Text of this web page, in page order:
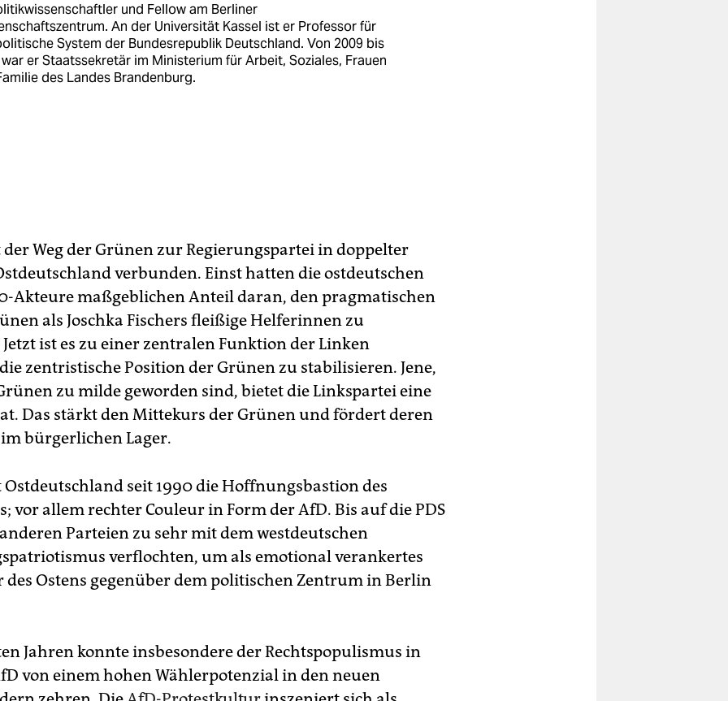
und Fellow am Berliner
An der Universität Kassel ist er Professor für
System der Bundesrepublik Deutschland. Von 2009 bis
er Staatssekretär im Ministerium für Arbeit, Soziales, Frauen
des Landes Brandenburg.
Weg der Grünen zur Regierungspartei in doppelter
verbunden. Einst hatten die ostdeutschen
Akteure maßgeblichen Anteil daran, den pragmatischen
als Joschka Fischers fleißige Helferinnen zu
ist es zu einer zentralen Funktion der Linken
zentristische Position der Grünen zu stabilisieren. Jene,
zu milde geworden sind, bietet die Linkspartei eine
Das stärkt den Mittekurs der Grünen und fördert deren
bürgerlichen Lager.
seit 1990 die Hoffnungsbastion des
vor allem rechter Couleur in Form der AfD. Bis auf die PDS
Parteien zu sehr mit dem westdeutschen
verflochten, um als emotional verankertes
des Ostens gegenüber dem politischen Zentrum in Berlin
Jahren konnte insbesondere der Rechtspopulismus in
von einem hohen Wählerpotenzial in den neuen